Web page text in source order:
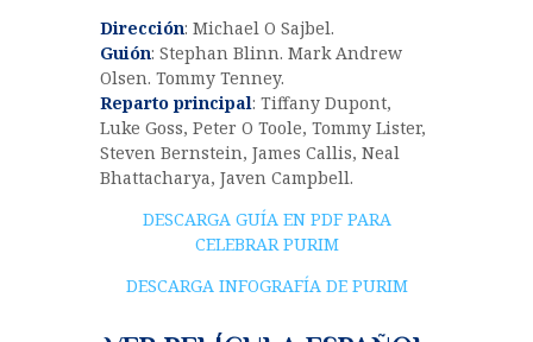
Dirección: Michael O Sajbel.
Guión: Stephan Blinn. Mark Andrew
Olsen. Tommy Tenney.
Reparto principal: Tiffany Dupont,
Luke Goss, Peter O Toole, Tommy Lister,
Steven Bernstein, James Callis, Neal
Bhattacharya, Javen Campbell.
DESCARGA GUÍA EN PDF PARA
CELEBRAR PURIM
DESCARGA INFOGRAFÍA DE PURIM